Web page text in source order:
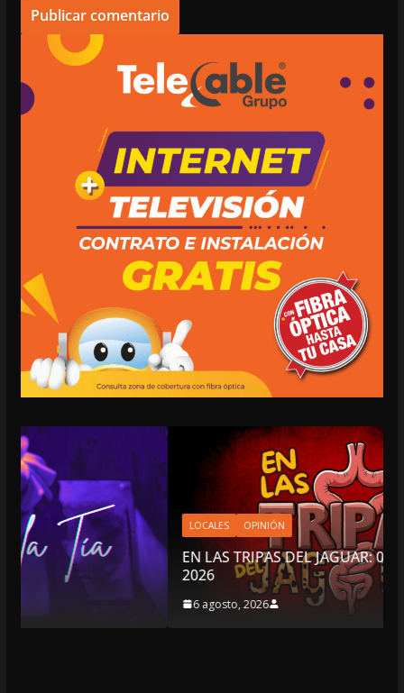
LOCALES OPINIÓN
EN LAS TRIPAS DEL JAGUAR: 06 DE AGOSTO DE
2026
6 agosto, 2026